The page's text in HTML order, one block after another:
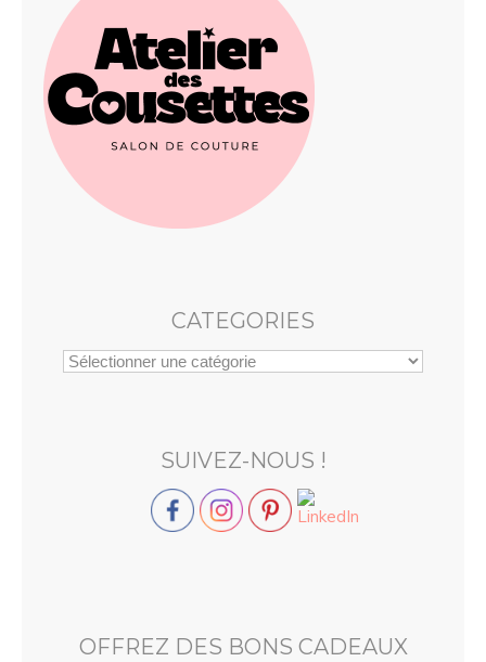
CATEGORIES
SUIVEZ-NOUS !
OFFREZ DES BONS CADEAUX